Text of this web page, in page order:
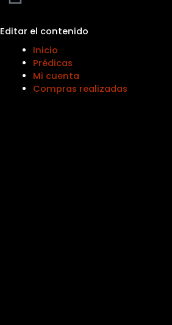
Editar el contenido
Inicio
Prédicas
Mi cuenta
Compras realizadas